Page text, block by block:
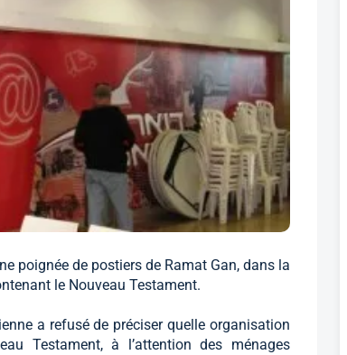
poignée de postiers de Ramat Gan, dans la
le Nouveau Testament.
a refusé de préciser quelle organisation
Testament, à l’attention des ménages